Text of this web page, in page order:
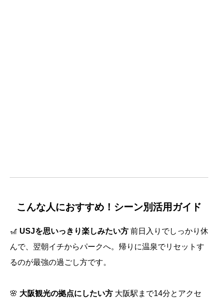
こんな人におすすめ！シーン別活用ガイド
🎢 USJを思いっきり楽しみたい方 前日入りでしっかり休
んで、翌朝イチからパークへ。帰りに温泉でリセットす
るのが最強の過ごし方です。
🌸 大阪観光の拠点にしたい方 大阪駅まで14分とアクセ